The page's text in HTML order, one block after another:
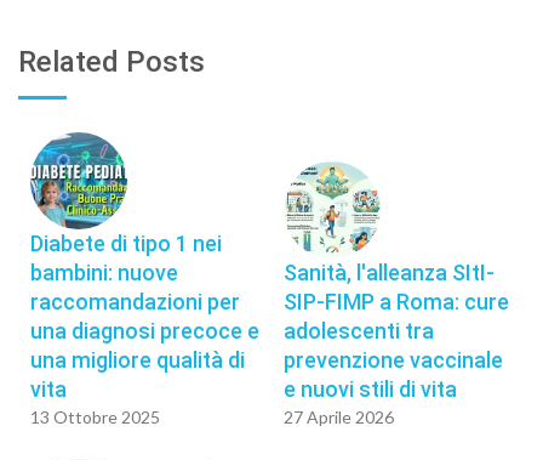
Related Posts
Diabete di tipo 1 nei
bambini: nuove
raccomandazioni per
una diagnosi precoce e
una migliore qualità di
vita
13 Ottobre 2025
Sanità, l'alleanza SItI-
SIP-FIMP a Roma: cure
adolescenti tra
prevenzione vaccinale
e nuovi stili di vita
27 Aprile 2026